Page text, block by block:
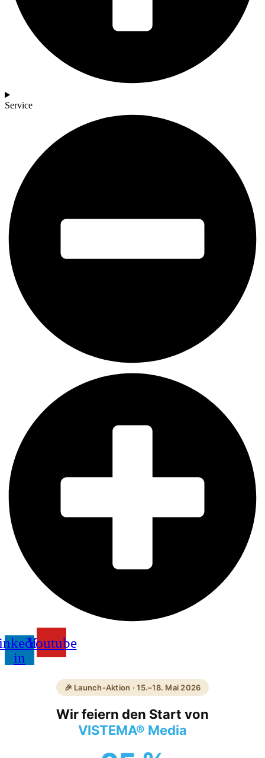
Service
in
Youtube
🎉 Launch-Aktion · 15.–18. Mai 2026
Wir feiern den Start von
VISTEMA® Media